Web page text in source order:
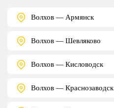
Волхов — Армянск
Волхов — Шевляково
Волхов — Кисловодск
Волхов — Краснозаводск